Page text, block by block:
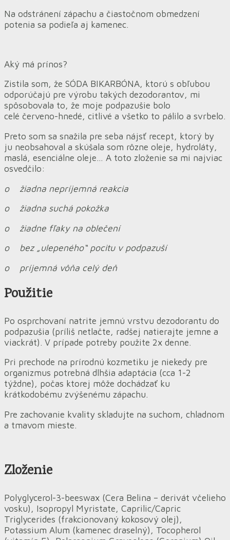
Na odstránení zápachu a čiastočnom obmedzení
potenia sa podieľa aj kamenec.
Aký má prínos?
Zistila som, že SÓDA BIKARBÓNA, ktorú s obľubou
odporúčajú pre výrobu takých dezodorantov, mi
spôsobovala to, že moje podpazušie bolo
celé červeno-hnedé, citlivé a všetko to pálilo a svrbelo.
Preto som sa snažila pre seba nájsť recept, ktorý by
ju neobsahoval a skúšala som rôzne oleje, hydroláty,
maslá, esenciálne oleje… A toto zloženie sa mi najviac
osvedčilo:
o žiadna nepríjemná reakcia
o žiadna suchá pokožka
o žiadne fľaky na oblečení
o bez „ulepeného“ pocitu v podpazuší
o príjemná vôňa celý deň
Použitie
Po osprchovaní natrite jemnú vrstvu dezodorantu do
podpazušia (príliš netlačte, radšej natierajte jemne a
viackrát). V prípade potreby použite 2x denne.
Pri prechode na prírodnú kozmetiku je niekedy pre
organizmus potrebná dlhšia adaptácia (cca 1-2
týždne), počas ktorej môže dochádzať ku
krátkodobému zvýšenému zápachu.
Pre zachovanie kvality skladujte na suchom, chladnom
a tmavom mieste.
Zloženie
Polyglycerol-3-beeswax (Cera Belina – derivát včelieho
vosku), Isopropyl Myristate, Caprilic/Capric
Triglycerides (frakcionovaný kokosový olej),
Potassium Alum (kamenec draselný), Tocopherol